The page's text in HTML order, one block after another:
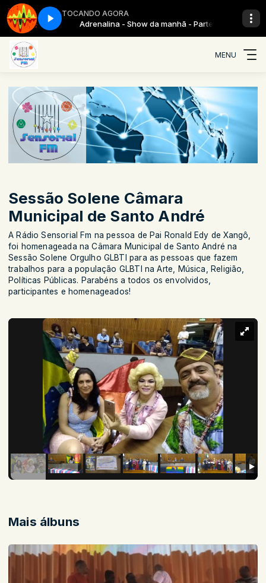
TOCANDO AGORA
- Parte 9 Adrenalina - Show da manhã - Parte 9
MENU
Sessão Solene Câmara
Municipal de Santo André
A Rádio Sensorial Fm na pessoa de Pai Ronald Edy de Xangô,
foi homenageada na Câmara Municipal de Santo André na
Sessão Solene Orgulho GLBTI para as pessoas que fazem
trabalhos para a população GLBTI na Arte, Música, Religião,
Políticas Públicas. Parabéns a todos os envolvidos,
participantes e homenageados!
Mais álbuns